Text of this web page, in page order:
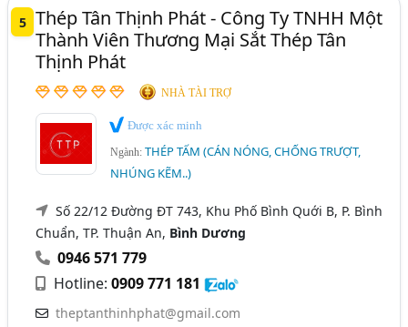
5 Thép Tân Thịnh Phát - Công Ty TNHH Một
Thành Viên Thương Mại Sắt Thép Tân
Thịnh Phát
NHÀ TÀI TRỢ
Được xác minh
Ngành:THÉP TẤM (CÁN NÓNG, CHỐNG TRƯỢT,
NHÚNG KẼM..)
Số 22/12 Đường ĐT 743, Khu Phố Bình Quới B, P. Bình
Chuẩn, TP. Thuận An, Bình Dương
0946 571 779
Hotline:0909 771 181
theptanthinhphat@gmail.com